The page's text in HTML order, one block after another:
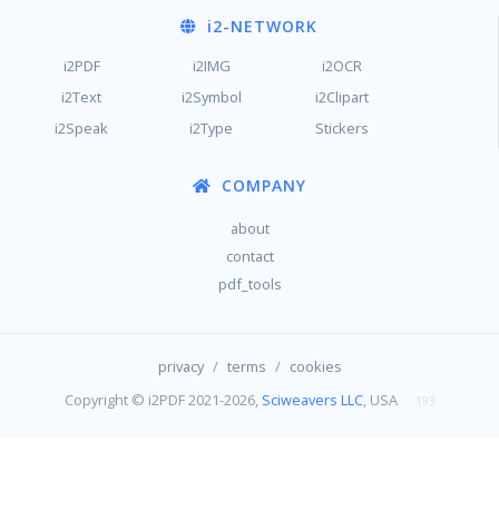
i2-NETWORK
i2PDF i2IMG
i2OCR
i2Text
i2Symbol
i2Clipart
i2Speak
i2Type Stickers
COMPANY
about
contact
pdf_tools
privacy / terms / cookies
Copyright © i2PDF 2021-2026, Sciweavers LLC, USA 193